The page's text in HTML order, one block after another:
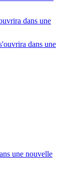
dans une
dans une
une nouvelle